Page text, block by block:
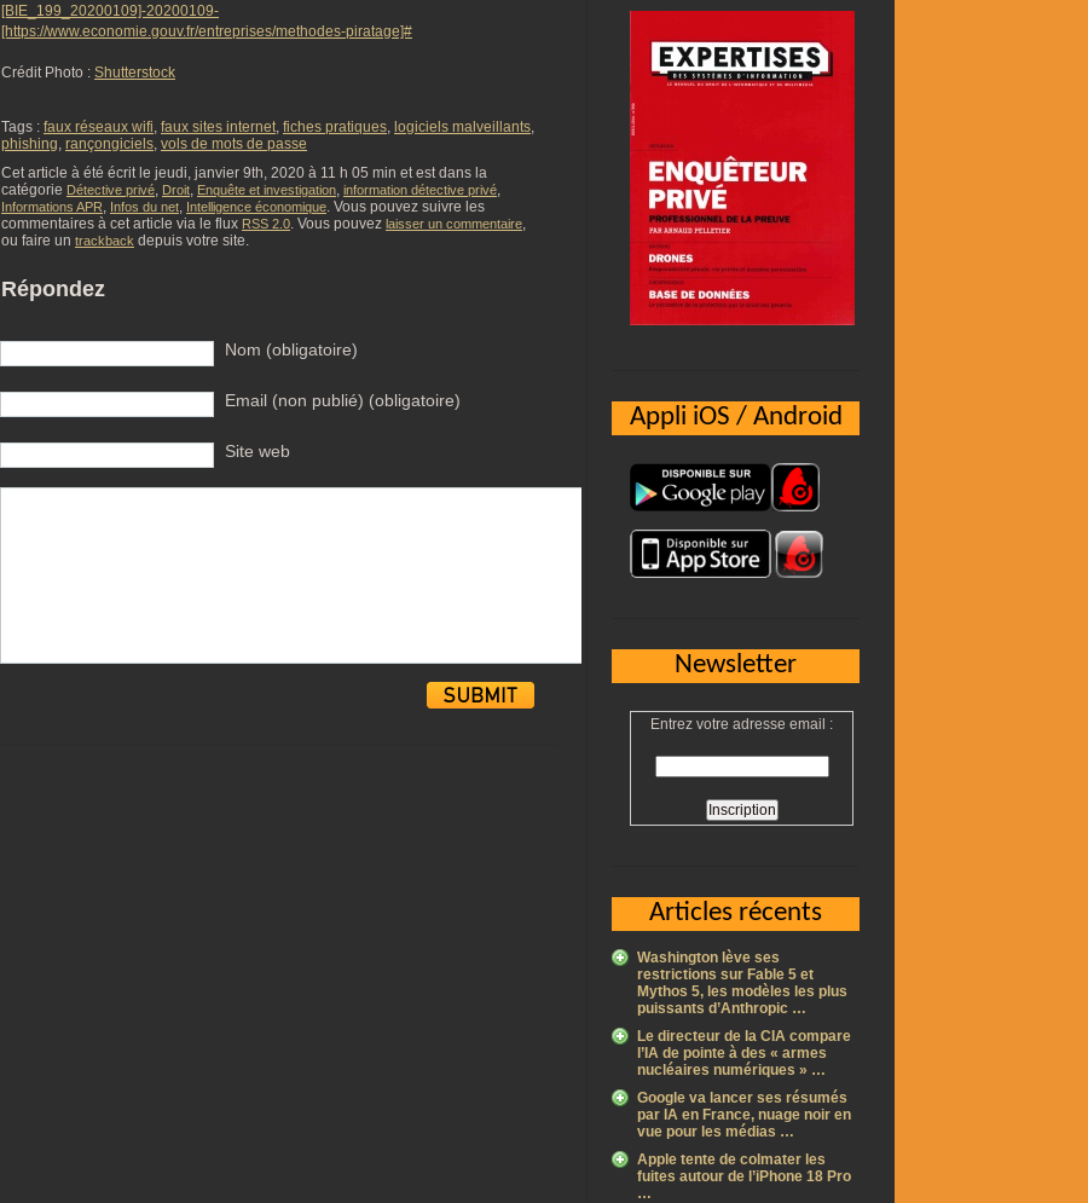
[BIE_199_20200109]-20200109-
[https://www.economie.gouv.fr/entreprises/methodes-piratage]#
Crédit Photo : Shutterstock
Tags : faux réseaux wifi, faux sites internet, fiches pratiques, logiciels malveillants,
phishing, rançongiciels, vols de mots de passe
Cet article à été écrit le jeudi, janvier 9th, 2020 à 11 h 05 min et est dans la
catégorie Détective privé, Droit, Enquête et investigation, information détective privé,
Informations APR, Infos du net, Intelligence économique. Vous pouvez suivre les
commentaires à cet article via le flux RSS 2.0. Vous pouvez laisser un commentaire,
ou faire un trackback depuis votre site.
Répondez
Nom (obligatoire)
Email (non publié) (obligatoire)
Site web
Appli iOS / Android
Newsletter
Entrez votre adresse email :
Articles récents
Washington lève ses
restrictions sur Fable 5 et
Mythos 5, les modèles les plus
puissants d’Anthropic …
Le directeur de la CIA compare
l’IA de pointe à des « armes
nucléaires numériques » …
Google va lancer ses résumés
par IA en France, nuage noir en
vue pour les médias …
Apple tente de colmater les
fuites autour de l’iPhone 18 Pro
…